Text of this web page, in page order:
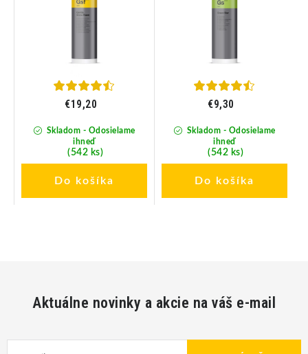
Skladom - Odosielame
ihneď
(542 ks)
€19,20
Do košíka
Skladom - Odosielame
ihneď
(542 ks)
€9,30
Do košíka
Aktuálne novinky a akcie na váš e-mail